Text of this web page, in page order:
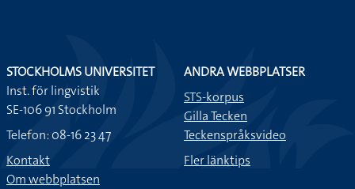
STOCKHOLMS UNIVERSITET
Inst. för lingvistik
SE-106 91 Stockholm
Telefon: 08-16 23 47
Kontakt
Om webbplatsen
ANDRA WEBBPLATSER
STS-korpus
Gilla Tecken
Teckenspråksvideo
Fler länktips